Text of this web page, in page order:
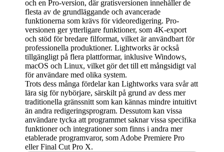
och en Pro-version, där gratisversionen innehåller de
flesta av de grundläggande och avancerade
funktionerna som krävs för videoredigering. Pro-
versionen ger ytterligare funktioner, som 4K-export
och stöd för bredare filformat, vilket är användbart för
professionella produktioner. Lightworks är också
tillgängligt på flera plattformar, inklusive Windows,
macOS och Linux, vilket gör det till ett mångsidigt val
för användare med olika system.
Trots dess många fördelar kan Lightworks vara svår att
lära sig för nybörjare, särskilt på grund av dess mer
traditionella gränssnitt som kan kännas mindre intuitivt
än andra redigeringsprogram. Dessutom kan vissa
användare tycka att programmet saknar vissa specifika
funktioner och integrationer som finns i andra mer
etablerade programvaror, som Adobe Premiere Pro
eller Final Cut Pro X.